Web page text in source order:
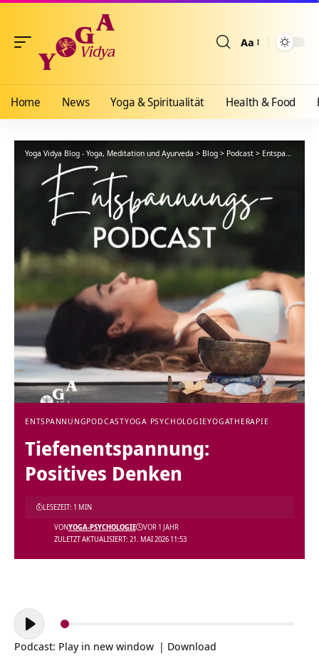
Aa
Home News Yoga & Spiritualität Health & Food
Yoga Vidya Blog - Yoga, Meditation und Ayurveda > Blog > Podcast > Entspannung
ENTSPANNUNGPODCASTYOGA PSYCHOLOGIEYOGATHERAPIE
Tiefenentspannung:
Positives Denken
ZULETZT AKTUALISIERT: 21. MAI 2026 11:53
VONYOGA-PSYCHOLOGIE VOR 1 JAHR
LESEZEIT: 1 MIN
Audio-
Player
Podcast: Play in new window | Download